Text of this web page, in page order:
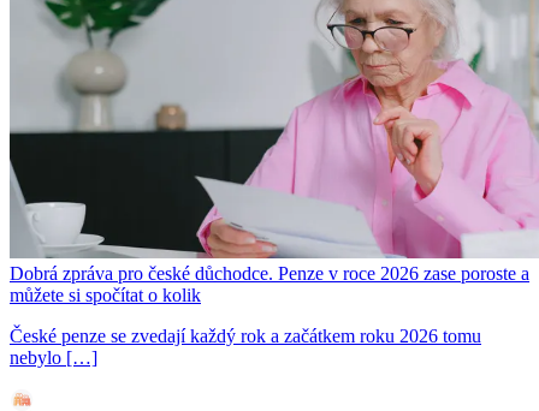
Dobrá zpráva pro české důchodce. Penze v roce 2026 zase poroste a
můžete si spočítat o kolik
České penze se zvedají každý rok a začátkem roku 2026 tomu
nebylo […]